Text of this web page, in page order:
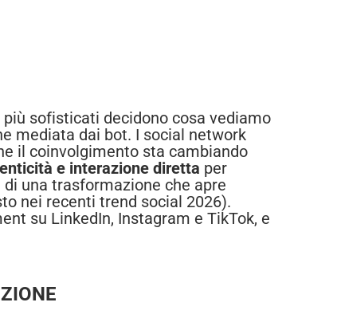
più sofisticati decidono cosa vediamo
mediata dai bot. I social network
il coinvolgimento sta cambiando
e interazione diretta per
una trasformazione che apre
nei recenti trend social 2026).
su LinkedIn, Instagram e TikTok, e